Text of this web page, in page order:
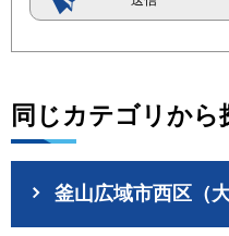
同じカテゴリから
釜山広域市西区（大